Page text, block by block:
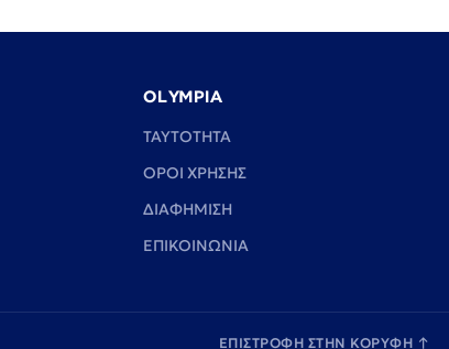
OLYMPIA
TAYTOTHTA
ΟΡΟΙ ΧΡΗΣΗΣ
ΔΙΑΦΗΜΙΣΗ
ΕΠΙΚΟΙΝΩΝΙΑ
ΕΠΙΣΤΡΟΦΗ ΣΤΗΝ ΚΟΡΥΦΗ ↑